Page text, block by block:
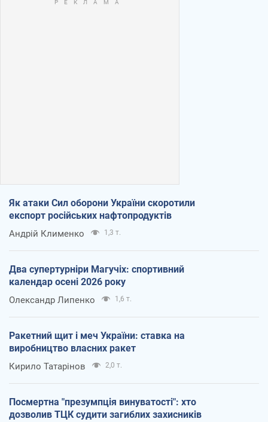
Як атаки Сил оборони України скоротили
експорт російських нафтопродуктів
Андрій Клименко 1,3 т.
Два супертурніри Магучіх: спортивний
календар осені 2026 року
Олександр Липенко 1,6 т.
Ракетний щит і меч України: ставка на
виробництво власних ракет
Кирило Татарінов 2,0 т.
Посмертна "презумпція винуватості": хто
дозволив ТЦК судити загиблих захисників